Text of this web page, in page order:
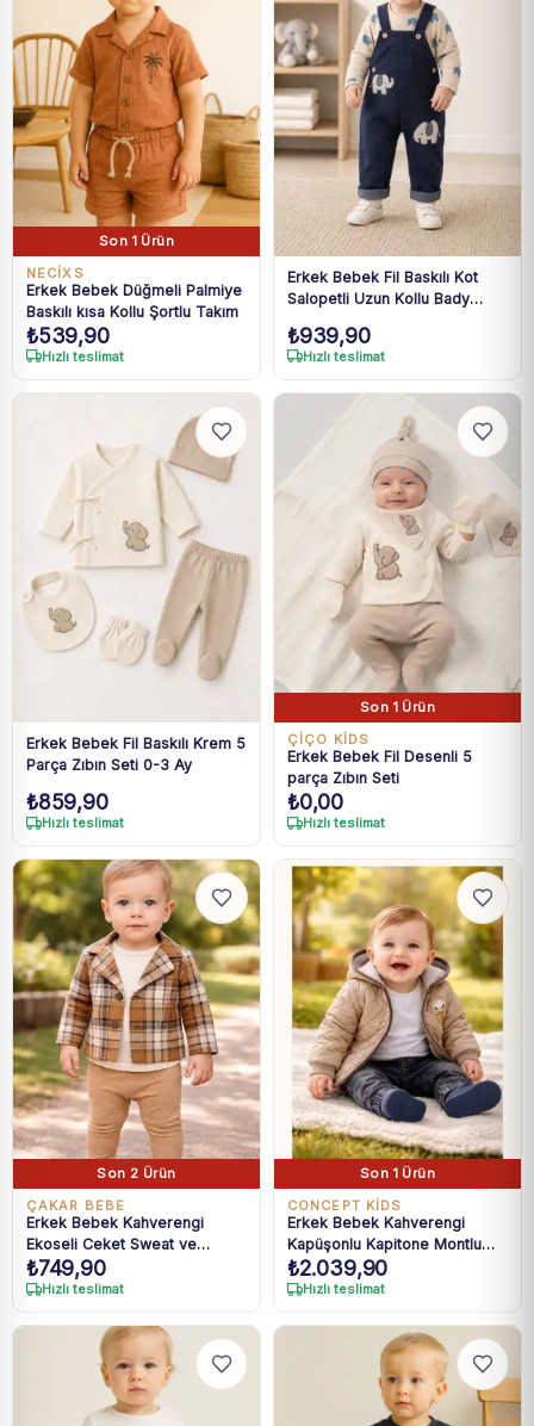
Son 1 Ürün
NECİXS
Erkek Bebek Düğmeli Palmiye
Baskılı kısa Kollu Şortlu Takım
₺539,90
Hızlı teslimat
Erkek Bebek Fil Baskılı Kot
Salopetli Uzun Kollu Bady
₺939,90
Hızlı teslimat
Erkek Bebek Fil Baskılı Krem 5
Parça Zıbın Seti 0-3 Ay
₺859,90
Hızlı teslimat
Son 1 Ürün
ÇİÇO KİDS
Erkek Bebek Fil Desenli 5
parça Zıbın Seti
₺0,00
Hızlı teslimat
Son 2 Ürün
ÇAKAR BEBE
Erkek Bebek Kahverengi
Ekoseli Ceket Sweat ve
Pantolon Takım 3-18 Ay
₺749,90
Hızlı teslimat
Son 1 Ürün
CONCEPT KİDS
Erkek Bebek Kahverengi
Kapüşonlu Kapitone Montlu
Kot Pantolonlu 3lü Takım 6-18
Ay
₺2.039,90
Hızlı teslimat